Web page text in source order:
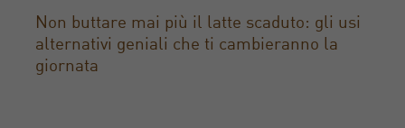
Non buttare mai più il latte scaduto: gli usi
alternativi geniali che ti cambieranno la
giornata